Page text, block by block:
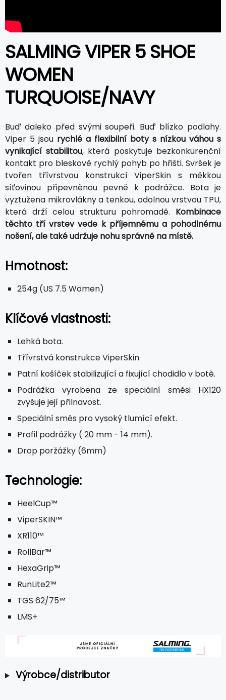
SALMING VIPER 5 SHOE
WOMEN
TURQUOISE/NAVY
Buď daleko před svými soupeři. Buď blízko podlahy.
Viper 5 jsou rychlé a flexibilní boty s nízkou váhou s
vynikající stabilitou, která poskytuje bezkonkurenční
kontakt pro bleskově rychlý pohyb po hřišti. Svršek je
tvořen třívrstvou konstrukcí ViperSkin s měkkou
síťovinou připevněnou pevně k podrážce. Bota je
vyztužena mikrovlákny a tenkou, odolnou vrstvou TPU,
která drží celou strukturu pohromadě. Kombinace
těchto tří vrstev vede k příjemnému a pohodlnému
nošení, ale také udržuje nohu správně na místě.
Hmotnost:
254g (US 7.5 Women)
Klíčové vlastnosti:
Lehká bota.
Třívrstvá konstrukce ViperSkin
Patní košíček stabilizující a fixující chodidlo v botě.
Podrážka vyrobena ze speciální směsi HX120
zvyšuje její přilnavost.
Speciální směs pro vysoký tlumící efekt.
Profil podrážky ( 20 mm - 14 mm).
Drop poržážky (6mm)
Technologie:
HeelCup™
ViperSKIN™
XR110™
RollBar™
HexaGrip™
RunLite2™
TGS 62/75™
LMS+
Výrobce/distributor